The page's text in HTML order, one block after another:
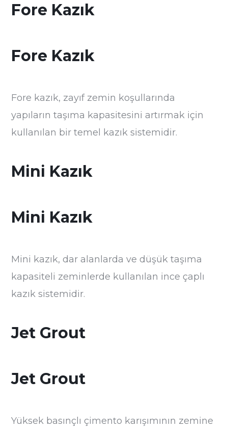
Fore Kazık
Fore Kazık
Fore kazık, zayıf zemin koşullarında
yapıların taşıma kapasitesini artırmak için
kullanılan bir temel kazık sistemidir.
Mini Kazık
Mini Kazık
Mini kazık, dar alanlarda ve düşük taşıma
kapasiteli zeminlerde kullanılan ince çaplı
kazık sistemidir.
Jet Grout
Jet Grout
Yüksek basınçlı çimento karışımının zemine